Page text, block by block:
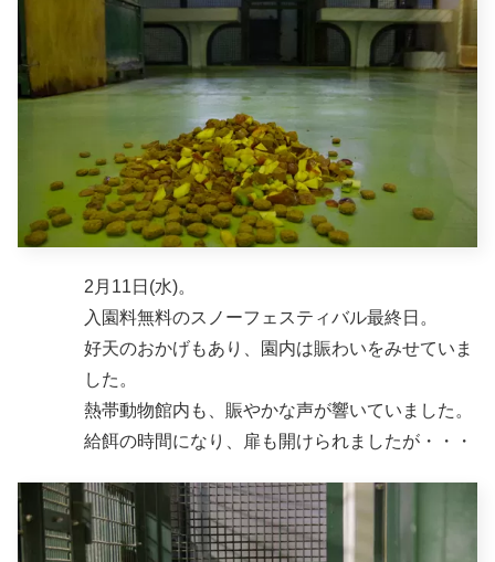
2月11日(水)。
入園料無料のスノーフェスティバル最終日。
好天のおかげもあり、園内は賑わいをみせていま
した。
熱帯動物館内も、賑やかな声が響いていました。
給餌の時間になり、扉も開けられましたが・・・